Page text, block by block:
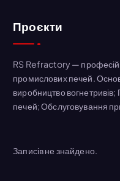
Проєкти
RS Refractory —
промислових печей.
виробництво
печей; Обслуговування
Записів не знайдено.